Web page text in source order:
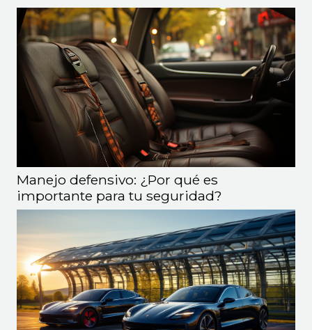
Manejo defensivo: ¿Por qué es
importante para tu seguridad?